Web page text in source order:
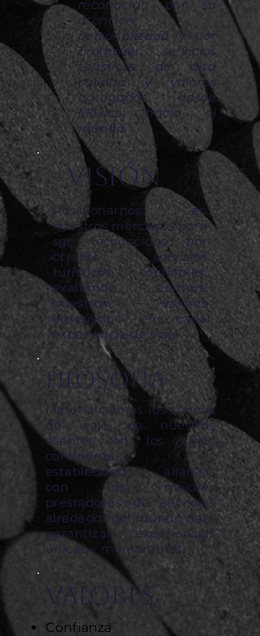
reconocida por su
atención
personalizada y por
promover servicios
turísticos de alta
calidad y valores
agregados, desde
México hacia el
mundo.
Visión
Posicionarnos en
nuestros mercados para
ser reconocidos por
ofrecer servicios
turísticos confiables,
exaltando siempre
nuestros valores
agregados en cada
experiencia de viaje.
Filosofía
Materializamos los sueños
de viaje de nuestros
clientes en los cinco
continentes,
estableciendo alianzas
con los mejores
prestadores de servicios
alrededor del mundo para
garantizar experiencias
únicas y memorables.
Valores
Confianza